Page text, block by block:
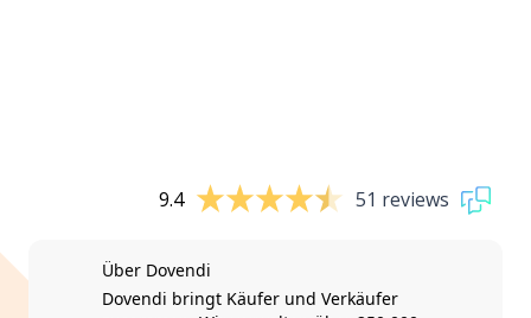
9.4 51 reviews
Über Dovendi
Dovendi bringt Käufer und Verkäufer